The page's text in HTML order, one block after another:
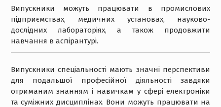
Випускники можуть працювати в промислових
підприємствах, медичних установах, науково-
дослідних лабораторіях, а також продовжити
навчання в аспірантурі.
Випускники спеціальності мають значні перспективи
для подальшої професійної діяльності завдяки
отриманим знанням і навичкам у сфері електроніки
та суміжних дисциплінах. Вони можуть працювати на